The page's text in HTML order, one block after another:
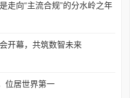
走向“主流合规”的分水岭之年
开幕，共筑数智未来
位居世界第一